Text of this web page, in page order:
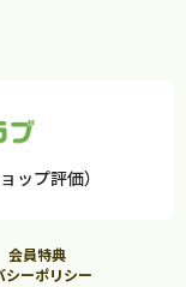
ップ評価）
会員特典
シーポリシー